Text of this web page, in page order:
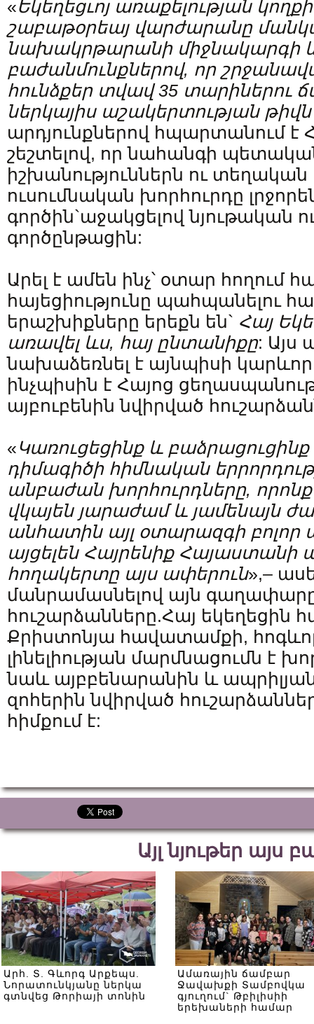
«Եկեղեցւոյ առաքելության
շաբաթօրեայ վարժարանը
նախակրթարանի միջնակարգի
բաժանմունքներով, որ
հունձքեր տվավ35 տարիներու
ներկայիս աշակերտության թիվն
արդյունքներով հպարտանում է
շեշտելով, որ նահանգի
իշխանություններն ու
ուսումնական խորհուրդը
գործին`աջակցելով նյութական
գործընթացին:
Արել է ամեն ինչ՝ օտար հողում
հայեցիությունը պահպանելու
երաշխիքները երեքն են` Հայ
առավել ևս, հայ ընտանիքը: Այս
նախաձեռնել է այնպիսի
ինչպիսին է Հայոց
այբուբենին նվիրված
«Կառուցեցինք և բաձրացուցինք
դիմագիծի հիմնական
անբաժան խորհուրդները, որոնք
վկայեն յարաժամ և յամենայն
անհատին այլ օտարազգի բոլոր
այցելեն Հայրենիք Հայաստանի
հողակերտը այս ափերուն»,–
մանրամասնելով այն
հուշարձանները.Հայ եկեղեցին
Քրիստոնյա հավատամքի,
լինելիության մարմնացումն է
նաև այբբենարանին և
զոհերին նվիրված
հիմքում է:
Այլ նյութեր այս
Արհ. Տ. Գևորգ Արքեպս.
Նորատունկյանը ներկա
գտնվեց Թորիայի տոնին
Ամառային ճամբար
Ջավախքի Տամբովկա
գյուղում` Թբիլիսիի
երեխաների համար